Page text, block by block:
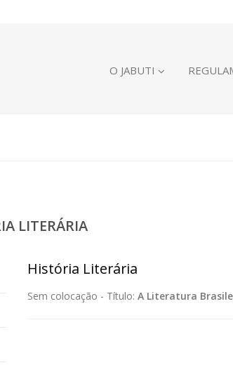
O JABUTI
LITERÁRIA
História Literária
Sem colocação - Título: A Literatura